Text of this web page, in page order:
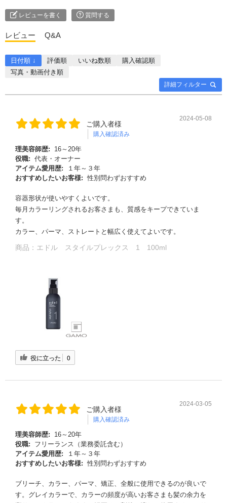
レビューを書く 質問する
レビュー Q&A
詳細フィルター
日付順 ↓ 評価順 いいね数順
購入確認順
写真・動画付き順
ご購入者様
購入確認済み
2024-05-08
理美容師歴:
16～20年
役職: 代表・オーナー
アイテム愛用歴:
１年～３年
おすすめしたいお客様: 性別問わずおすすめ
容器形状が使いやすくよいです。
毎月カラーリングされるお客さまも、質感をキープできていま
す。
カラー、パーマ、ストレートと幅広く使えてよいです。
商品： エドル スタイルプレックス 1 100ml
役に立った 0
ご購入者様
購入確認済み
2024-03-05
理美容師歴:
16～20年
役職:
フリーランス（業務委託含む）
アイテム愛用歴:
１年～３年
おすすめしたいお客様: 性別問わずおすすめ
ブリーチ、カラー、パーマ、矯正、全般に使用できるのが良いで
す。グレイカラーで、カラーの頻度が高いお客さまも髪の余力を